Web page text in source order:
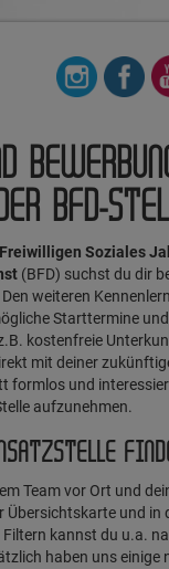
BFD-
Freiwilligen Soziales
(BFD) suchst du dir
weiteren
Starttermine und
kostenfreie
mit deiner
formlos und
aufzunehmen.
Team vor Ort und
und in
kannst du u.a.
haben uns einige